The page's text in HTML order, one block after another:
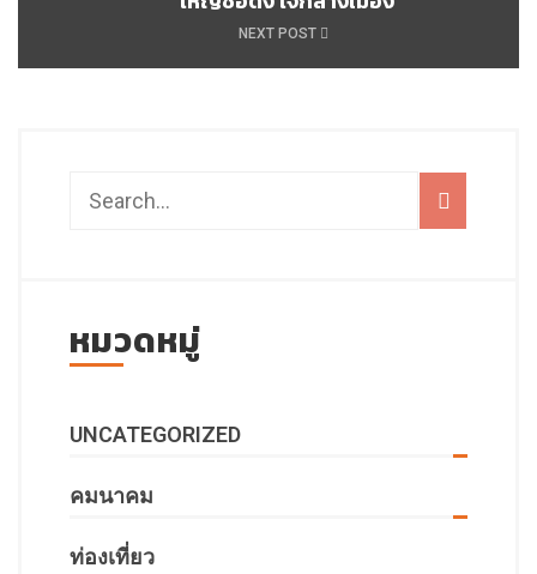
NEXT POST
หมวดหมู่
UNCATEGORIZED
คมนาคม
ท่องเที่ยว